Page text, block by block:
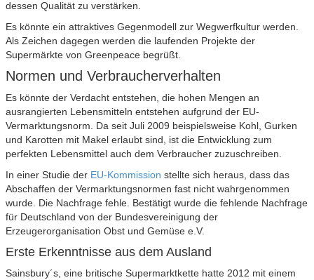
dessen Qualität zu verstärken.
Es könnte ein attraktives Gegenmodell zur Wegwerfkultur werden.
Als Zeichen dagegen werden die laufenden Projekte der
Supermärkte von Greenpeace begrüßt.
Normen und Verbraucherverhalten
Es könnte der Verdacht entstehen, die hohen Mengen an
ausrangierten Lebensmitteln entstehen aufgrund der EU-
Vermarktungsnorm. Da seit Juli 2009 beispielsweise Kohl, Gurken
und Karotten mit Makel erlaubt sind, ist die Entwicklung zum
perfekten Lebensmittel auch dem Verbraucher zuzuschreiben.
In einer Studie der EU-Kommission stellte sich heraus, dass das
Abschaffen der Vermarktungsnormen fast nicht wahrgenommen
wurde. Die Nachfrage fehle. Bestätigt wurde die fehlende Nachfrage
für Deutschland von der Bundesvereinigung der
Erzeugerorganisation Obst und Gemüse e.V.
Erste Erkenntnisse aus dem Ausland
Sainsbury´s, eine britische Supermarktkette hatte 2012 mit einem